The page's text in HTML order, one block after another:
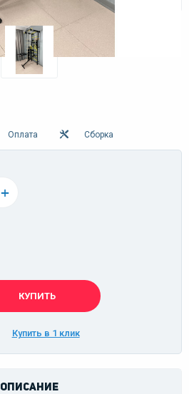
Оплата Сборка
+
КУПИТЬ
Купить в 1 клик
ОПИСАНИЕ